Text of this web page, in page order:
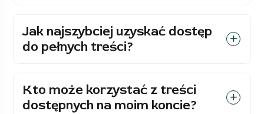
Jak najszybciej uzyskać dostęp
do pełnych treści?
Kto może korzystać z treści
dostępnych na moim koncie?